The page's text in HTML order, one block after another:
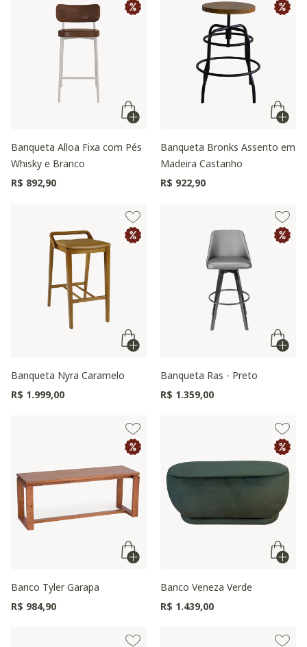
Banqueta Alloa Fixa com Pés
Whisky e Branco
R$ 892,90
Banqueta Bronks Assento em
Madeira Castanho
R$ 922,90
Banqueta Nyra Caramelo
R$ 1.999,00
Banqueta Ras - Preto
R$ 1.359,00
Banco Tyler Garapa
R$ 984,90
Banco Veneza Verde
R$ 1.439,00